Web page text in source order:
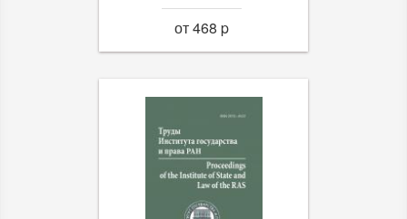
от 468 p